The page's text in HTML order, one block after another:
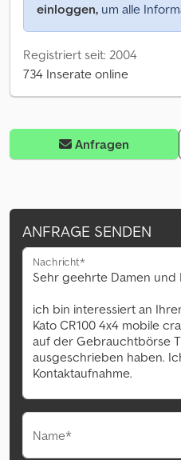
einloggen, um alle
Registriert seit: 2004
734 Inserate online
Anfragen
ANFRAGE SENDEN
Nachricht*
Name*